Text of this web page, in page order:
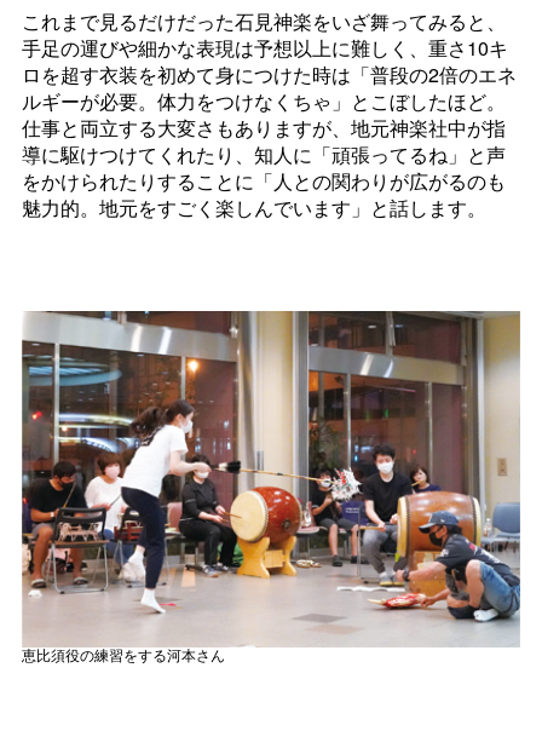
これまで見るだけだった石見神楽をいざ舞ってみると、
手足の運びや細かな表現は予想以上に難しく、重さ10キ
ロを超す衣装を初めて身につけた時は「普段の2倍のエネ
ルギーが必要。体力をつけなくちゃ」とこぼしたほど。
仕事と両立する大変さもありますが、地元神楽社中が指
導に駆けつけてくれたり、知人に「頑張ってるね」と声
をかけられたりすることに「人との関わりが広がるのも
魅力的。地元をすごく楽しんでいます」と話します。
恵比須役の練習をする河本さん